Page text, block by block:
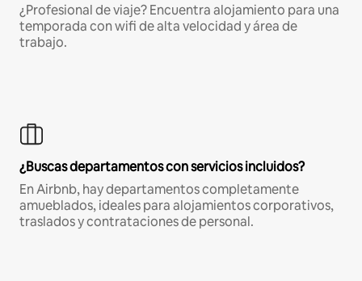
¿Profesional de viaje? Encuentra alojamiento para una
temporada con wifi de alta velocidad y área de
trabajo.
¿Buscas departamentos con servicios incluidos?
En Airbnb, hay departamentos completamente
amueblados, ideales para alojamientos corporativos,
traslados y contrataciones de personal.